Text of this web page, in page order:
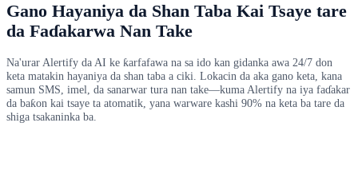
Gano Hayaniya da Shan Taba Kai Tsaye tare
da Faɗakarwa Nan Take
Na'urar Alertify da AI ke ƙarfafawa na sa ido kan gidanka awa 24/7 don
keta matakin hayaniya da shan taba a ciki. Lokacin da aka gano keta, kana
samun SMS, imel, da sanarwar tura nan take—kuma Alertify na iya faɗakar
da baƙon kai tsaye ta atomatik, yana warware kashi 90% na keta ba tare da
shiga tsakaninka ba.